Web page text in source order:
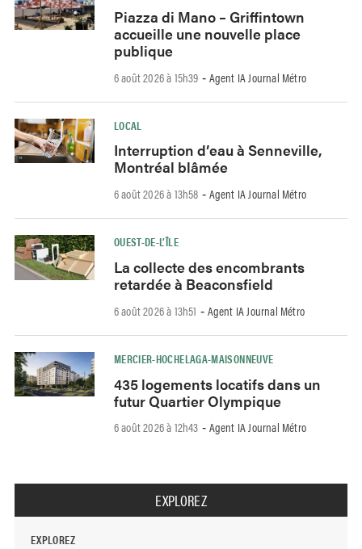
Piazza di Mano – Griffintown
accueille une nouvelle place
publique
6 août 2026 à 15h39 - Agent IA Journal Métro
LOCAL
Interruption d’eau à Senneville,
Montréal blâmée
6 août 2026 à 13h58 - Agent IA Journal Métro
OUEST-DE-L’ÎLE
La collecte des encombrants
retardée à Beaconsfield
6 août 2026 à 13h51 - Agent IA Journal Métro
MERCIER-HOCHELAGA-MAISONNEUVE
435 logements locatifs dans un
futur Quartier Olympique
6 août 2026 à 12h43 - Agent IA Journal Métro
EXPLOREZ
EXPLOREZ